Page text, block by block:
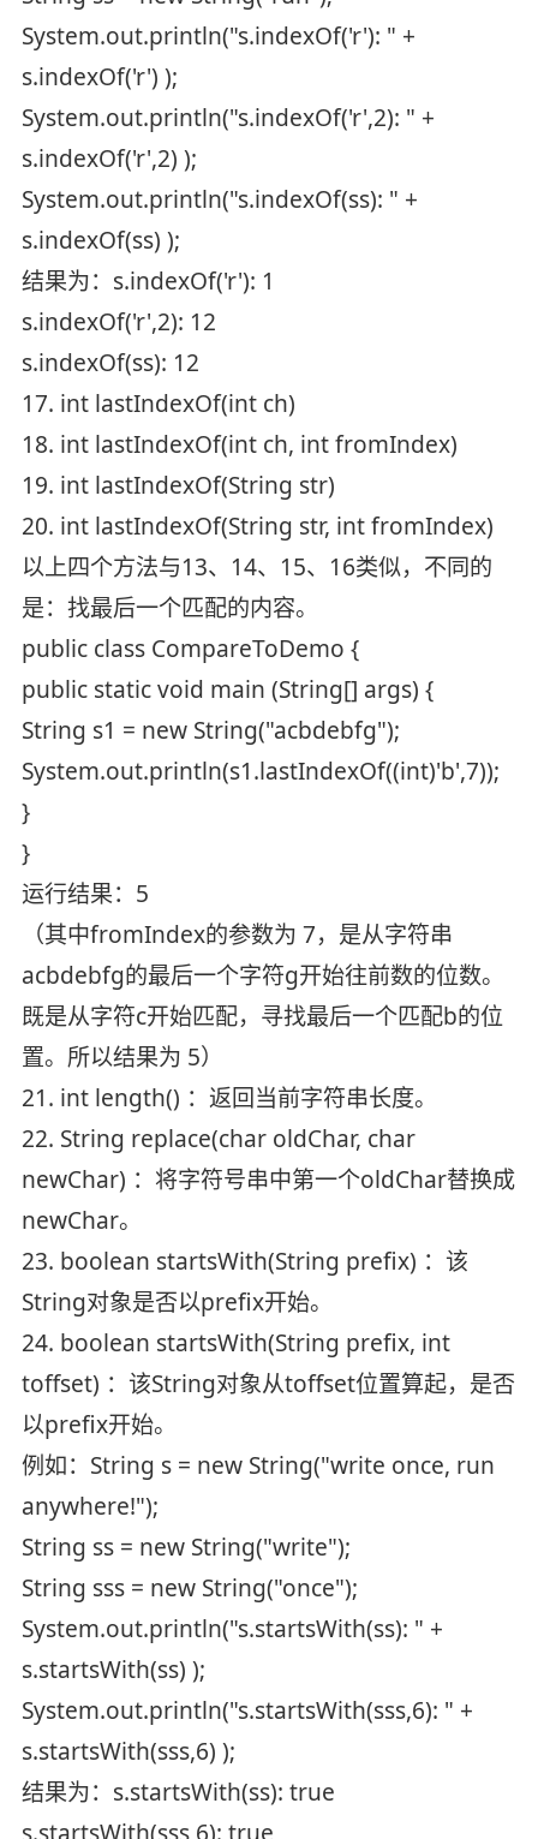
System.out.println("s.indexOf('r'): " +
s.indexOf('r') );
System.out.println("s.indexOf('r',2): " +
s.indexOf('r',2) );
System.out.println("s.indexOf(ss): " +
s.indexOf(ss) );
结果为：s.indexOf('r'): 1
s.indexOf('r',2): 12
s.indexOf(ss): 12
17. int lastIndexOf(int ch)
18. int lastIndexOf(int ch, int fromIndex)
19. int lastIndexOf(String str)
20. int lastIndexOf(String str, int fromIndex)
以上四个方法与13、14、15、16类似，不同的
是：找最后一个匹配的内容。
public class CompareToDemo {
public static void main (String[] args) {
String s1 = new String("acbdebfg");
System.out.println(s1.lastIndexOf((int)'b',7));
}
}
运行结果：5
（其中fromIndex的参数为 7，是从字符串
acbdebfg的最后一个字符g开始往前数的位数。
既是从字符c开始匹配，寻找最后一个匹配b的位
置。所以结果为 5）
21. int length() ：返回当前字符串长度。
22. String replace(char oldChar, char
newChar) ：将字符号串中第一个oldChar替换成
newChar。
23. boolean startsWith(String prefix) ：该
String对象是否以prefix开始。
24. boolean startsWith(String prefix, int
toffset) ：该String对象从toffset位置算起，是否
以prefix开始。
例如：String s = new String("write once, run
anywhere!");
String ss = new String("write");
String sss = new String("once");
System.out.println("s.startsWith(ss): " +
s.startsWith(ss) );
System.out.println("s.startsWith(sss,6): " +
s.startsWith(sss,6) );
结果为：s.startsWith(ss): true
s.startsWith(sss,6): true